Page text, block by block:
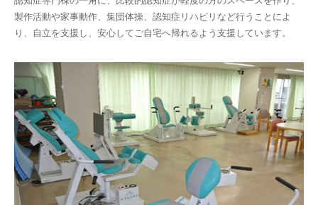
製作活動や家事動作、集団体操、認知症リハビリなど行うことによ
り、自立を支援し、安心してご自宅へ帰れるよう支援しています。